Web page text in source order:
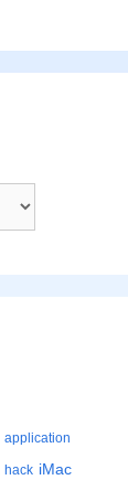
application
hack iMac